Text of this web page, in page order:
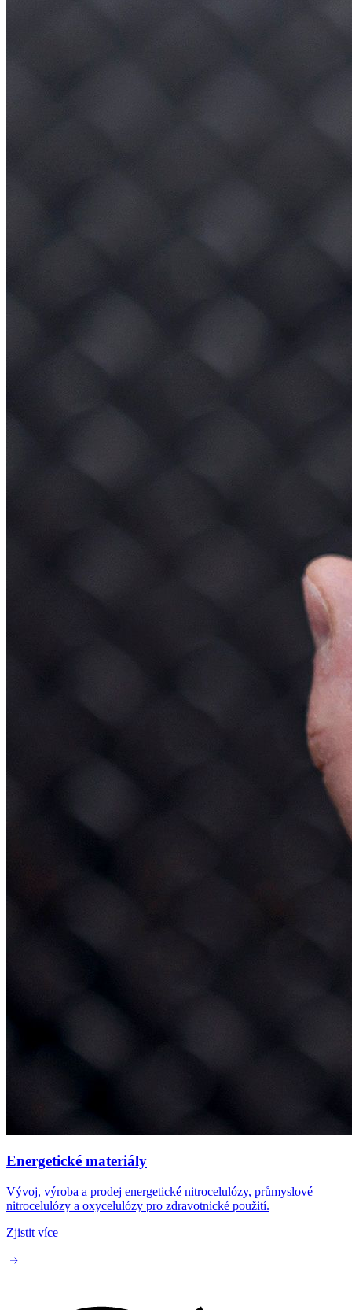
Energetické materiály
Vývoj, výroba a prodej energetické nitrocelulózy, průmyslové
nitrocelulózy a oxycelulózy pro zdravotnické použití.
Zjistit více